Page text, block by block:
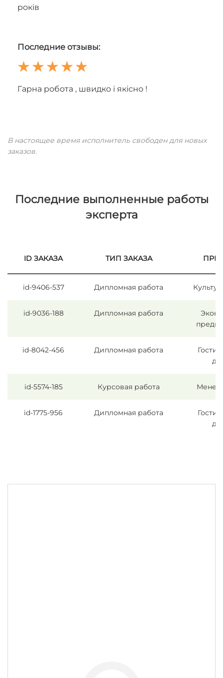
років
Последние отзывы:
Гарна робота , швидко і якісно !
В настоящее время исполнитель свободен для новых
заказов.
Последние выполненные работы
эксперта
ID ЗАКАЗА ТИП ЗАКАЗА
id-9406-537 Дипломная работа
id-9036-188 Дипломная работа
id-8042-456 Дипломная работа
id-5574-185 Курсовая работа
id-1775-956 Дипломная работа